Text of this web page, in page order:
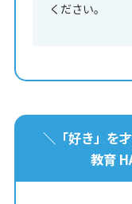
ください。
＼「好き」を
教育